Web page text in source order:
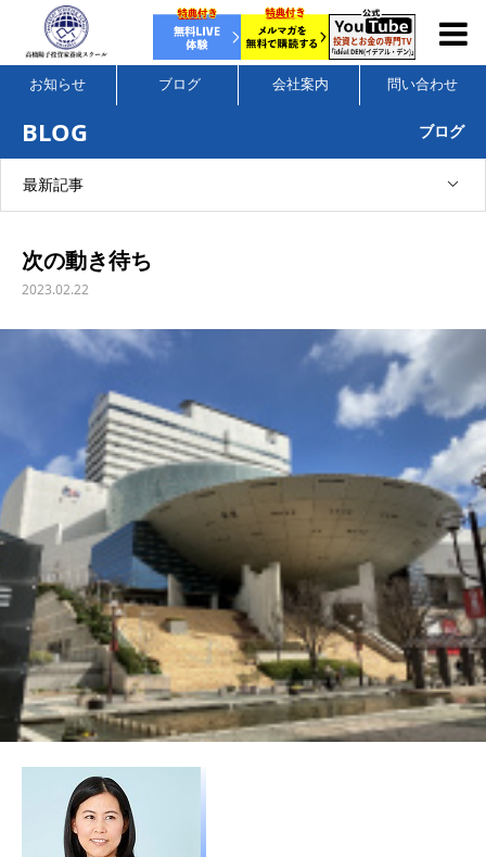
お知らせ ブログ 会社案内 問い合わせ
BLOG ブログ
最新記事
次の動き待ち
2023.02.22